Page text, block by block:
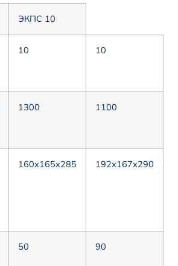
ЭКПС 10
10 10
1300 1100
160х165х285 192х167х290
50 90